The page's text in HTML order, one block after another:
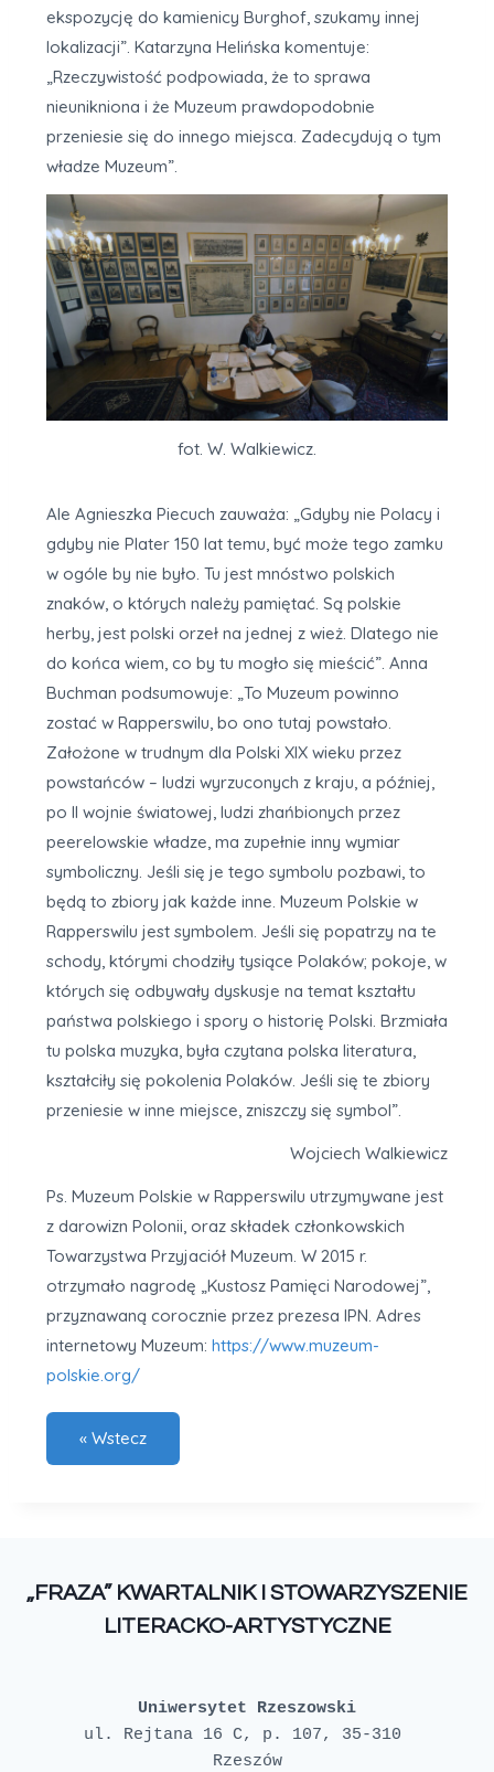
ekspozycję do kamienicy Burghof, szukamy innej
lokalizacji”. Katarzyna Helińska komentuje:
„Rzeczywistość podpowiada, że to sprawa
nieunikniona i że Muzeum prawdopodobnie
przeniesie się do innego miejsca. Zadecydują o tym
władze Muzeum”.
fot. W. Walkiewicz.
Ale Agnieszka Piecuch zauważa: „Gdyby nie Polacy i
gdyby nie Plater 150 lat temu, być może tego zamku
w ogóle by nie było. Tu jest mnóstwo polskich
znaków, o których należy pamiętać. Są polskie
herby, jest polski orzeł na jednej z wież. Dlatego nie
do końca wiem, co by tu mogło się mieścić”. Anna
Buchman podsumowuje: „To Muzeum powinno
zostać w Rapperswilu, bo ono tutaj powstało.
Założone w trudnym dla Polski XIX wieku przez
powstańców – ludzi wyrzuconych z kraju, a później,
po II wojnie światowej, ludzi zhańbionych przez
peerelowskie władze, ma zupełnie inny wymiar
symboliczny. Jeśli się je tego symbolu pozbawi, to
będą to zbiory jak każde inne. Muzeum Polskie w
Rapperswilu jest symbolem. Jeśli się popatrzy na te
schody, którymi chodziły tysiące Polaków; pokoje, w
których się odbywały dyskusje na temat kształtu
państwa polskiego i spory o historię Polski. Brzmiała
tu polska muzyka, była czytana polska literatura,
kształciły się pokolenia Polaków. Jeśli się te zbiory
przeniesie w inne miejsce, zniszczy się symbol”.
Wojciech Walkiewicz
Ps. Muzeum Polskie w Rapperswilu utrzymywane jest
z darowizn Polonii, oraz składek członkowskich
Towarzystwa Przyjaciół Muzeum. W 2015 r.
otrzymało nagrodę „Kustosz Pamięci Narodowej”,
przyznawaną corocznie przez prezesa IPN. Adres
internetowy Muzeum: https://www.muzeum-
polskie.org/
„FRAZA” KWARTALNIK I STOWARZYSZENIE
LITERACKO-ARTYSTYCZNE
Uniwersytet Rzeszowski
ul. Rejtana 16 C, p. 107, 35-310
Rzeszów